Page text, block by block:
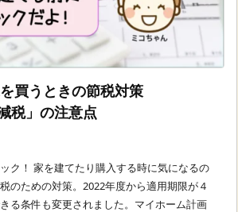
を買うときの節税対策
税」の注意点
ク！ 家を建てたり購入する時に気になるの
のための対策。2022年度から適用期限が４
る条件も変更されました。マイホーム計画